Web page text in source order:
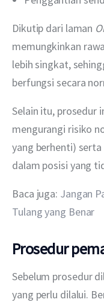
Dikutip dari laman
memungkinkan
lebih singkat,
berfungsi secara
Selain itu, prosedur
mengurangi risiko
yang berhenti)
dalam posisi yang
Baca juga: Jangan
Tulang yang Benar
Prosedur
Sebelum prosedur
yang perlu dilalui.